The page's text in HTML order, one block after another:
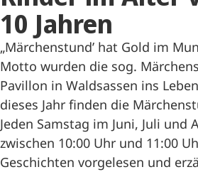
10 Jahren
„Märchenstund’ hat Gold im
Motto wurden die sog.
Pavillon in Waldsassen ins
dieses Jahr finden die
Jeden Samstag im Juni, Juli und
zwischen 10:00 Uhr und 11:00
Geschichten vorgelesen und